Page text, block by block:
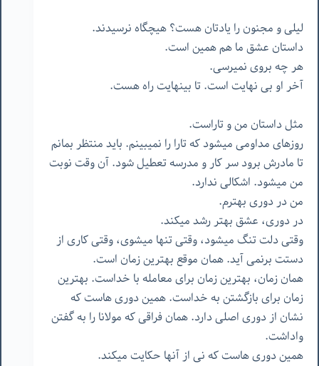
لیلی و مجنون را یادتان هست؟ هیچگاه نرسیدند.
داستان عشق ما هم همین است.
هر چه بروی نمیرسی.
آخر او بی نهایت است. تا بینهایت راه هست.
مثل داستان من و تاراست.
روزهای مداومی میشود که تارا را نمیبینم. باید منتظر بمانم
تا مادرش برود سر کار و مدرسه تعطیل شود. آن وقت نوبت
من میشود. اشکالی ندارد.
من در دوری بهترم.
در دوری، عشق بهتر رشد میکند.
وقتی دلت تنگ میشود، وقتی تنها میشوی، وقتی کاری از
دستت برنمی آید. همان موقع بهترین زمان است.
همان زمان، بهترین زمان برای معامله با خداست. بهترین
زمان برای بازگشتن به خداست. همین دوری هاست که
نشان از دوری اصلی دارد. همان فراقی که مولانا را به گفتن
واداشت.
همین دوری هاست که نی از آنها حکایت میکند.